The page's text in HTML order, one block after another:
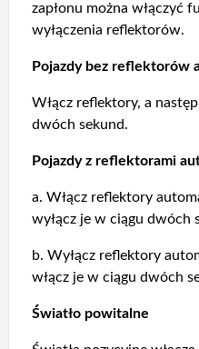
zapłonu można włączyć
wyłączenia reflektorów.
Pojazdy bez reflektorów
Włącz reflektory, a
dwóch sekund.
Pojazdy z reflektorami
a. Włącz reflektory
wyłącz je w ciągu dwóch
b. Wyłącz reflektory
włącz je w ciągu dwóch
Światło powitalne